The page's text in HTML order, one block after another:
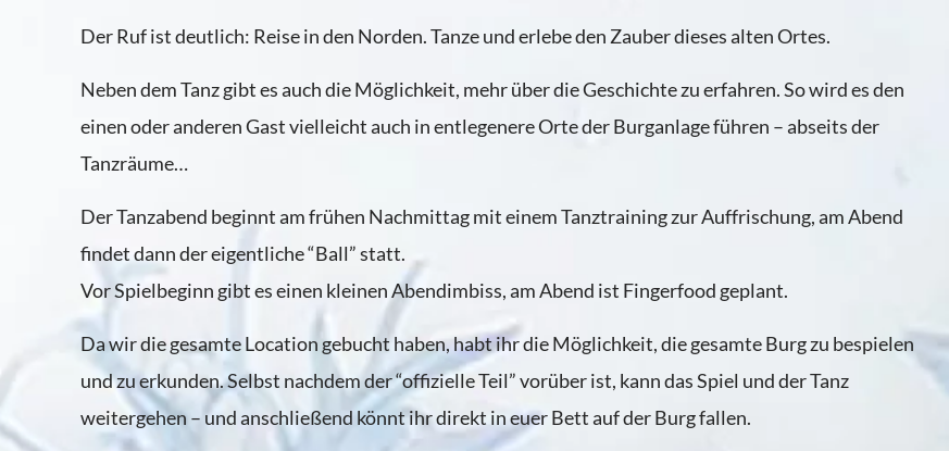
Der Ruf ist deutlich: Reise in den Norden. Tanze und erlebe den Zauber dieses alten Ortes.
Neben dem Tanz gibt es auch die Möglichkeit, mehr über die Geschichte zu erfahren. So wird es den
einen oder anderen Gast vielleicht auch in entlegenere Orte der Burganlage führen – abseits der
Tanzräume…
Der Tanzabend beginnt am frühen Nachmittag mit einem Tanztraining zur Auffrischung, am Abend
findet dann der eigentliche “Ball” statt.
Vor Spielbeginn gibt es einen kleinen Abendimbiss, am Abend ist Fingerfood geplant.
Da wir die gesamte Location gebucht haben, habt ihr die Möglichkeit, die gesamte Burg zu bespielen
und zu erkunden. Selbst nachdem der “offizielle Teil” vorüber ist, kann das Spiel und der Tanz
weitergehen – und anschließend könnt ihr direkt in euer Bett auf der Burg fallen.